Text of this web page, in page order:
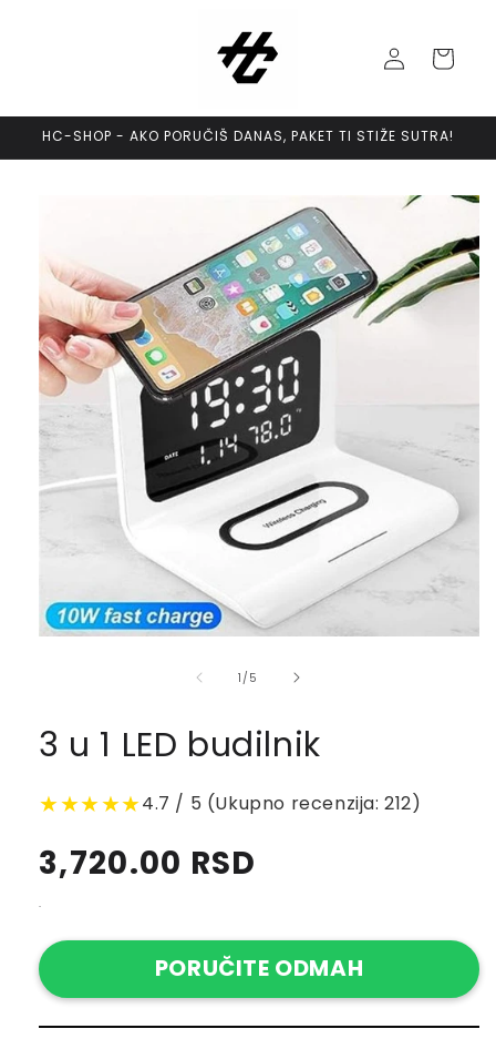
Log
in
Cart
HC-SHOP - AKO PORUČIŠ DANAS, PAKET TI STIŽE SUTRA!
1 /of
5
3 u 1 LED budilnik
★★★★★4.7 / 5 (Ukupno recenzija: 212)
Regular
price
3,720.00 RSD
.
PORUČITE ODMAH